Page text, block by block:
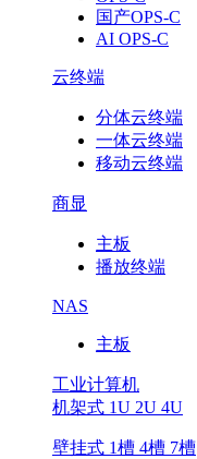
国产OPS-C
AI OPS-C
云终端
分体云终端
一体云终端
移动云终端
商显
主板
播放终端
NAS
主板
工业计算机
机架式 1U 2U 4U
壁挂式 1槽 4槽 7槽